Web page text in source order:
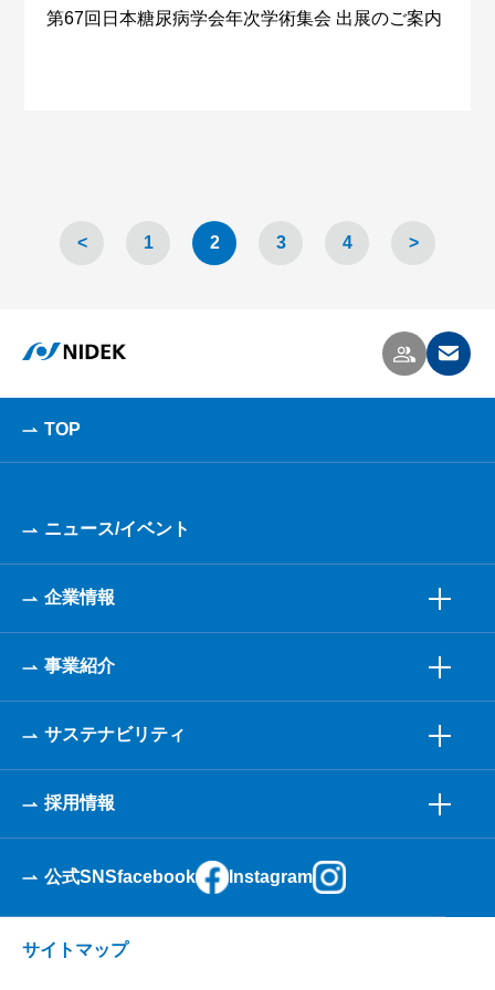
第67回日本糖尿病学会年次学術集会 出展のご案内
< 1 2 3 4 >
TOP
ニュース/イベント
企業情報
事業紹介
サステナビリティ
採用情報
公式SNSfacebook Instagram
サイトマップ